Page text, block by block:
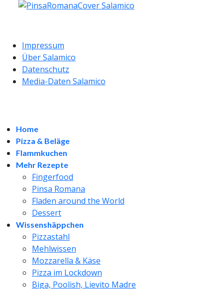
Impressum
Über Salamico
Datenschutz
Media-Daten Salamico
Home
Pizza & Beläge
Flammkuchen
Mehr Rezepte
Fingerfood
Pinsa Romana
Fladen around the World
Dessert
Wissenshäppchen
Pizzastahl
Mehlwissen
Mozzarella & Käse
Pizza im Lockdown
Biga, Poolish, Lievito Madre